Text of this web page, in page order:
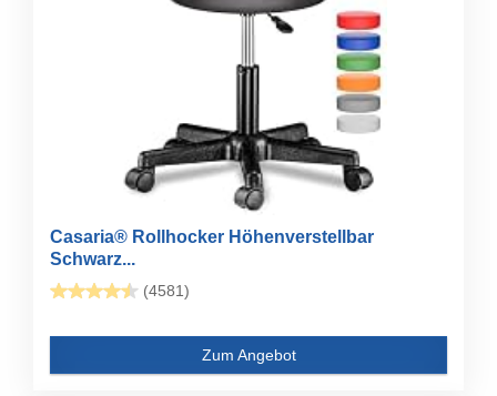
Casaria® Rollhocker Höhenverstellbar
Schwarz...
(4581)
Zum Angebot